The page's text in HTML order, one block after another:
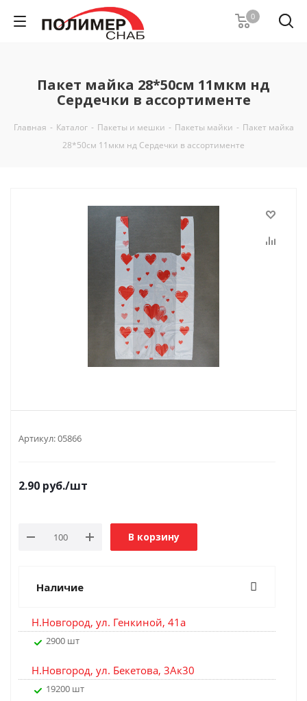
0
Пакет майка 28*50см 11мкм нд
Сердечки в ассортименте
Главная - Каталог - Пакеты и мешки - Пакеты майки - Пакет майка
28*50см 11мкм нд Сердечки в ассортименте
Артикул:05866
2.90 руб./шт
В корзину
Наличие
Н.Новгород, ул. Генкиной, 41а
2900 шт
Н.Новгород, ул. Бекетова, 3Ак30
19200 шт